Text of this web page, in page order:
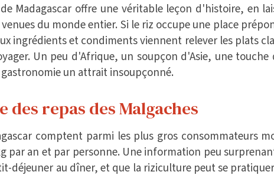
Madagascar offre une véritable leçon d'histoire, en
du monde entier. Si le riz occupe une place
ingrédients et condiments viennent relever les plats
Un peu d'Afrique, un soupçon d'Asie, une touche
un attrait insoupçonné.
des repas des Malgaches
comptent parmi les plus gros consommateurs
par an et par personne. Une information peu
déjeuner au dîner, et que la riziculture peut se